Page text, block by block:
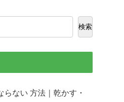
検索
らない 方法｜乾かす・